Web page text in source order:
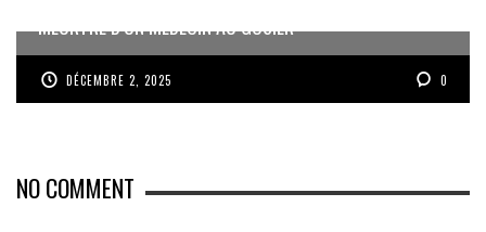
MEURTRE D’UN MÉDECIN AU GOSIER
DÉCEMBRE 2, 2025 0
NO COMMENT